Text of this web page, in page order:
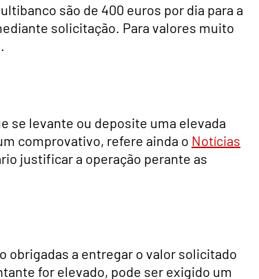
são de 400 euros por dia para a
solicitação. Para valores muito
se levante ou deposite uma elevada
comprovativo, refere ainda o Notícias
justificar a operação perante as
obrigadas a entregar o valor solicitado
for elevado, pode ser exigido um